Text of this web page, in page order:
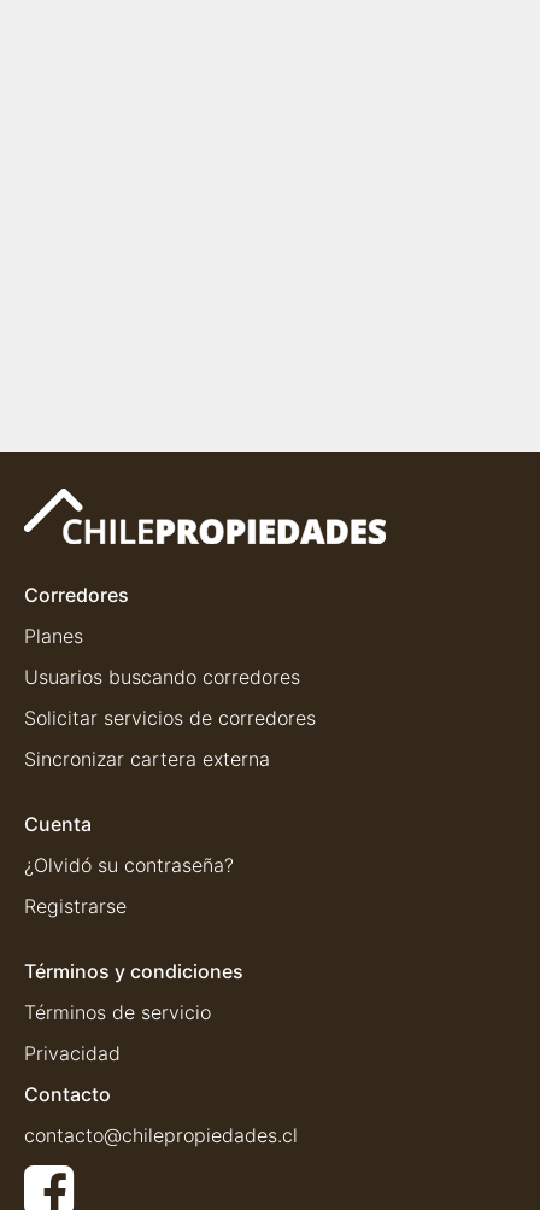
Corredores
Planes
Usuarios buscando corredores
Solicitar servicios de corredores
Sincronizar cartera externa
Cuenta
¿Olvidó su contraseña?
Registrarse
Términos y condiciones
Términos de servicio
Privacidad
Contacto
contacto@chilepropiedades.cl